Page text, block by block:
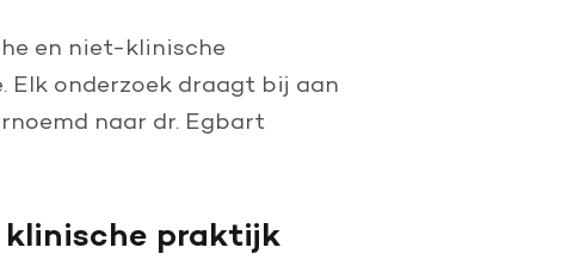
en niet-klinische
Elk onderzoek draagt bij aan
naar dr. Egbart
klinische praktijk